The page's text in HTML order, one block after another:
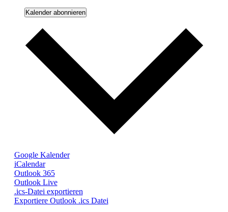
Kalender abonnieren
Google Kalender
iCalendar
Outlook 365
Outlook Live
.ics-Datei exportieren
Exportiere Outlook .ics Datei